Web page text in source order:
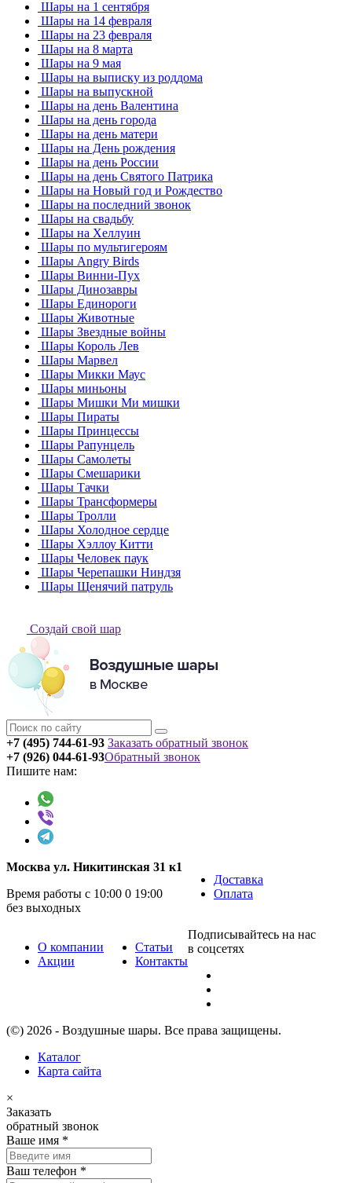
Шары на 1 сентября
Шары на 14 февраля
Шары на 23 февраля
Шары на 8 марта
Шары на 9 мая
Шары на выписку из роддома
Шары на выпускной
Шары на день Валентина
Шары на день города
Шары на день матери
Шары на День рождения
Шары на день России
Шары на день Святого Патрика
Шары на Новый год и Рождество
Шары на последний звонок
Шары на свадьбу
Шары на Хеллуин
Шары по мультигероям
Шары Angry Birds
Шары Винни-Пух
Шары Динозавры
Шары Единороги
Шары Животные
Шары Звездные войны
Шары Король Лев
Шары Марвел
Шары Микки Маус
Шары миньоны
Шары Мишки Ми мишки
Шары Пираты
Шары Принцессы
Шары Рапунцель
Шары Самолеты
Шары Смешарики
Шары Тачки
Шары Трансформеры
Шары Тролли
Шары Холодное сердце
Шары Хэллоу Китти
Шары Человек паук
Шары Черепашки Ниндзя
Шары Щенячий патруль
Создай свой шар
+7 (495) 744-61-93 Заказать обратный звонок
+7 (926) 044-61-93
Пишите нам:
Обратный звонок
Москва ул. Никитинская 31 к1
Время работы с 10:00 0 19:00
без выходных
Доставка
Оплата
О компании
Акции
Статьи
Контакты
Подписывайтесь на нас
в соцсетях
(©) 2026 - Воздушные шары. Все права защищены.
Каталог
Карта сайта
×
Заказать
обратный звонок
Ваше имя *
Ваш телефон *